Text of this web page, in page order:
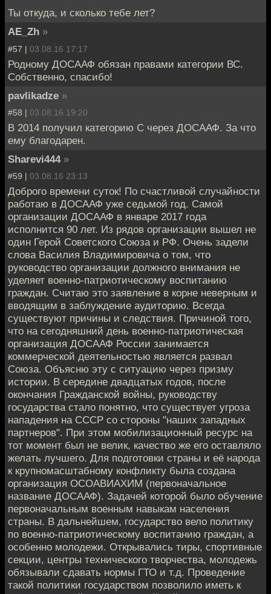
Ты откуда, и сколько тебе лет?
AE_Zh »
#57 | 03.08.16 17:17
Родному ДОСААФ обязан правами категории ВС.
Собственно, спасибо!
pavlikadze »
#58 | 03.08.16 19:20
В 2014 получил категорию С через ДОСААФ. За что
ему благодарен.
Sharevi444 »
#59 | 03.08.16 23:13
Доброго времени суток! По счастливой случайности
работаю в ДОСААФ уже седьмой год. Самой
организации ДОСААФ в январе 2017 года
исполнится 90 лет. Из рядов организации вышел не
один Герой Советского Союза и РФ. Очень задели
слова Василия Владимировича о том, что
руководство организации должного внимания не
уделяет военно-патриотическому воспитанию
граждан. Считаю это заявление в корне неверным и
вводящим в заблуждение аудиторию. Всегда
существуют причины и следствия. Причиной того,
что на сегодняшний день военно-патриотическая
организация ДОСААФ России занимается
коммерческой деятельностью является развал
Союза. Объясню эту с ситуацию через призму
истории. В середине двадцатых годов, после
окончания Гражданской войны, руководству
государства стало понятно, что существует угроза
нападения на СССР со стороны "наших западных
партнеров". При этом мобилизационный ресурс на
тот момент был не велик, качество же его оставляло
желать лучшего. Для подготовки страны и её народа
к крупномасштабному конфликту была создана
организация ОСОАВИАХИМ (первоначальное
название ДОСААФ). Задачей которой было обучение
первоначальным военным навыкам населения
страны. В дальнейшем, государство вело политику
по военно-патриотическому воспитанию граждан, а
особенно молодежи. Открывались тиры, спортивные
секции, центры технического творчества, молодежь
обязывали сдавать нормы ГТО и т.д. Проведение
такой политики государством позволило иметь к